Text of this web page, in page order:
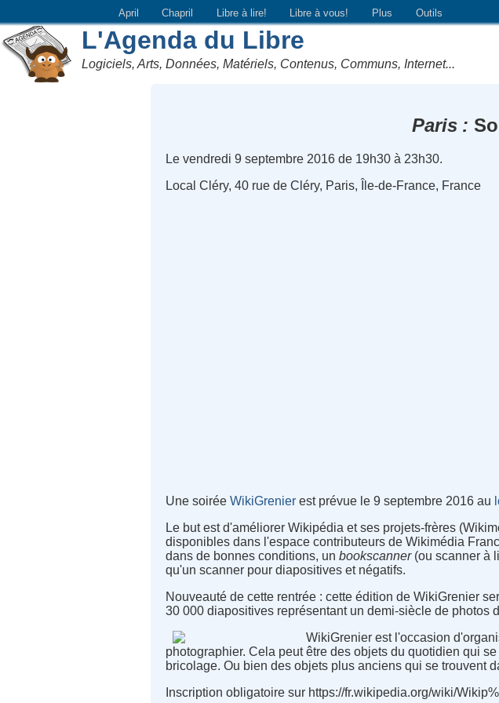
April Chapril Libre à lire! Libre à vous! Plus Outils
L'Agenda du Libre
Logiciels, Arts, Données, Matériels, Contenus, Communs, Internet...
Paris
Le vendredi 9 septembre 2016 de 19h30 à 23h30.
Local Cléry, 40 rue de Cléry, Paris, Île-de-France, France
Une soiréeWikiGrenier est prévue le 9 septembre 2016 au
Le but est d'améliorer Wikipédia et ses projets-frères
disponibles dans l'espace contributeurs de Wikimédia
dans de bonnes conditions, unbookscanner(ou scanner à
qu'un scanner pour diapositives et négatifs.
Nouveauté de cette rentrée : cette édition de WikiGrenier
30 000 diapositives représentant un demi-siècle de photos
WikiGrenier est l'occasion
photographier. Cela peut être des objets du quotidien qui
bricolage. Ou bien des objets plus anciens qui se trouvent
Inscription obligatoire sur https://fr.wikipedia.org/wiki/